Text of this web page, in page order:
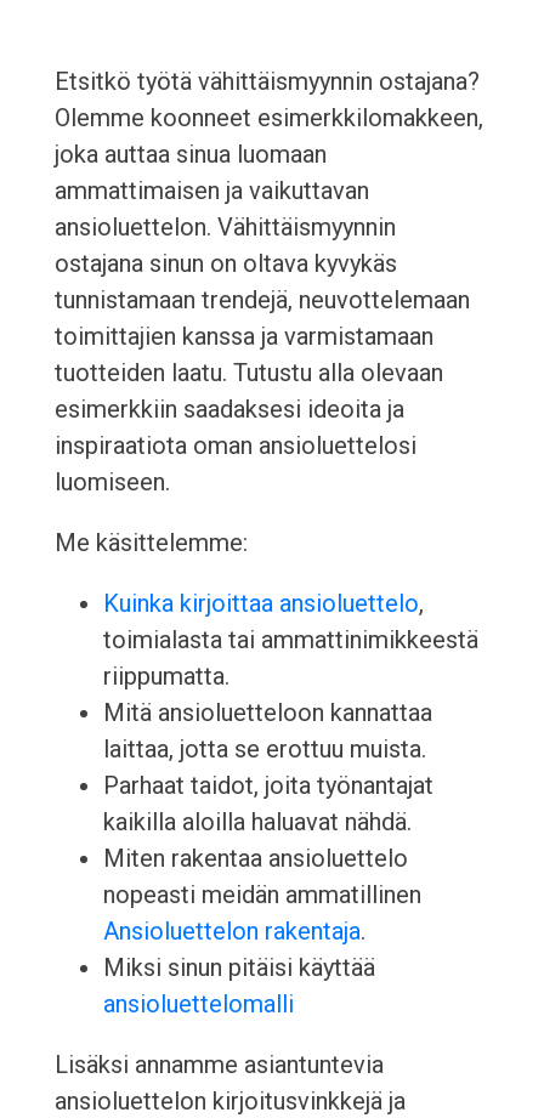
Etsitkö työtä vähittäismyynnin ostajana?
Olemme koonneet esimerkkilomakkeen,
joka auttaa sinua luomaan
ammattimaisen ja vaikuttavan
ansioluettelon. Vähittäismyynnin
ostajana sinun on oltava kyvykäs
tunnistamaan trendejä, neuvottelemaan
toimittajien kanssa ja varmistamaan
tuotteiden laatu. Tutustu alla olevaan
esimerkkiin saadaksesi ideoita ja
inspiraatiota oman ansioluettelosi
luomiseen.
Me käsittelemme:
Kuinka kirjoittaa ansioluettelo,
toimialasta tai ammattinimikkeestä
riippumatta.
Mitä ansioluetteloon kannattaa
laittaa, jotta se erottuu muista.
Parhaat taidot, joita työnantajat
kaikilla aloilla haluavat nähdä.
Miten rakentaa ansioluettelo
nopeasti meidän ammatillinen
Ansioluettelon rakentaja.
Miksi sinun pitäisi käyttää
ansioluettelomalli
Lisäksi annamme asiantuntevia
ansioluettelon kirjoitusvinkkejä ja